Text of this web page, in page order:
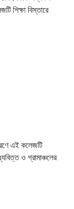
শিক্ষা বিস্তারে
এই কলেজটি
ও গ্রামাঞ্চলের